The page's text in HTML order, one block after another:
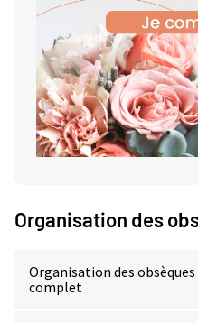
Organisation des
Organisation des
complet